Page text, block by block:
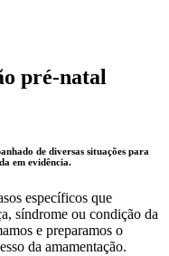
pré-natal
de diversas situações para
em evidência.
específicos que
síndrome ou condição da
e preparamos o
da amamentação.